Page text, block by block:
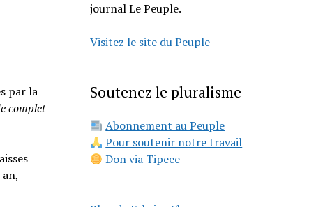
par la
complet
journal Le Peuple.
Visitez le site du Peuple
Soutenez le pluralisme
Abonnement au Peuple
Pour soutenir notre travail
Don via Tipeee